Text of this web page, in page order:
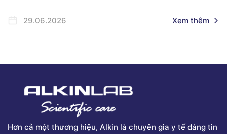
29.06.2026 Xem thêm
Hơn cả một thương hiệu, Alkin là chuyên gia y tế đáng tin